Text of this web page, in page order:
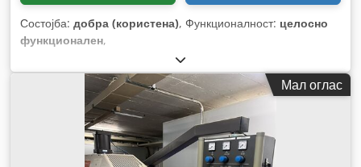
Состојба: добра (користена), Функционалност: целосно
функционален,
Мал оглас